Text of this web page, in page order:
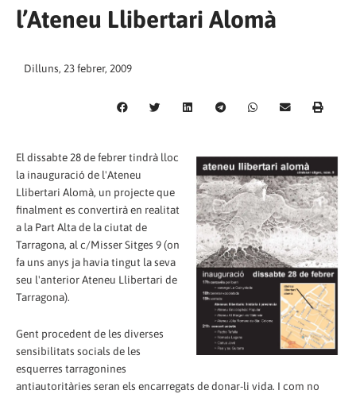
l’Ateneu Llibertari Alomà
Dilluns, 23 febrer, 2009
El dissabte 28 de febrer tindrà lloc
la inauguració de l'Ateneu
Llibertari Alomà, un projecte que
finalment es convertirà en realitat
a la Part Alta de la ciutat de
Tarragona, al c/Misser Sitges 9 (on
fa uns anys ja havia tingut la seva
seu l'anterior Ateneu Llibertari de
Tarragona).
Gent procedent de les diverses
sensibilitats socials de les
esquerres tarragonines
antiautoritàries seran els encarregats de donar-li vida. I com no